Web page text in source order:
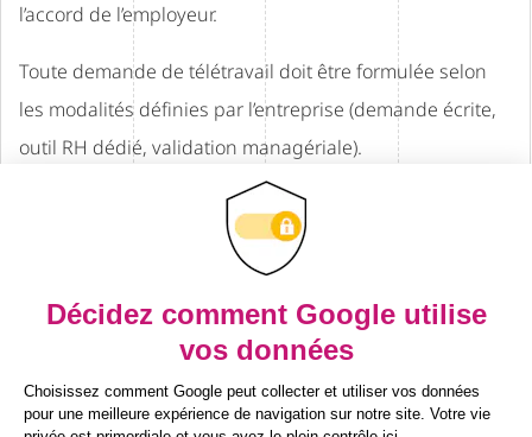
l’accord de l’employeur.
Toute demande de télétravail doit être formulée selon
les modalités définies par l’entreprise (demande écrite,
outil RH dédié, validation managériale).
Le nombre de jours de télétravail autorisés est fixé à [X]
jour(s) par semaine / par mois, sauf dispositions
spécifiques liées à certaines situations individuelles ou
organisationnelles.
les nécessités de service et le bon fonctionnement des